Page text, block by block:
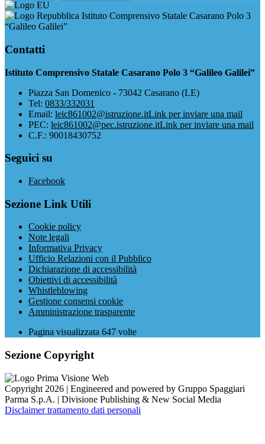
Istituto Comprensivo Statale Casarano Polo 3
“Galileo Galilei”
Contatti
Istituto Comprensivo Statale Casarano Polo 3 “Galileo Galilei”
Piazza San Domenico - 73042 Casarano (LE)
Tel: 0833/332031
Email: leic861002@istruzione.itLink per inviare una mail
PEC: leic861002@pec.istruzione.itLink per inviare una mail
C.F.: 90018430752
Seguici su
Facebook
Sezione Link Utili
Cookie policy
Note legali
Informativa Privacy
Ufficio Relazioni con il Pubblico
Dichiarazione di accessibilità
Obiettivi di accessibilità
Whistleblowing
Gestione consensi cookie
Amministrazione trasparente
Pagina visualizzata 647 volte
Sezione Copyright
Copyright 2026 | Engineered and powered by Gruppo Spaggiari
Parma S.p.A. | Divisione Publishing & New Social Media
Disclaimer trattamento dati personali